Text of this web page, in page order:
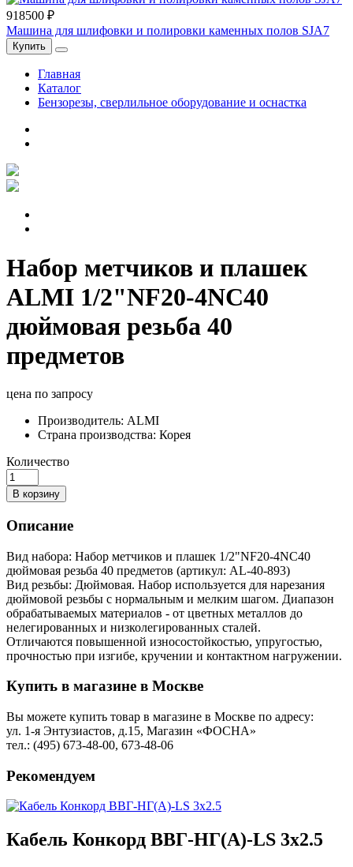
918500 ₽
Машина для шлифовки и полировки каменных полов SJA7
Купить
Главная
Каталог
Бензорезы, сверлильное оборудование и оснастка
Набор метчиков и плашек
ALMI 1/2"NF20-4NC40
дюймовая резьба 40
предметов
цена по запросу
Производитель: ALMI
Страна производства: Корея
Количество
В корзину
Описание
Вид набора: Набор метчиков и плашек 1/2"NF20-4NC40
дюймовая резьба 40 предметов (артикул: AL-40-893)
Вид резьбы: Дюймовая. Набор используется для нарезания
дюймовой резьбы с нормальным и мелким шагом. Диапазон
обрабатываемых материалов - от цветных металлов до
нелегированных и низколегированных сталей.
Отличаются повышенной износостойкостью, упругостью,
прочностью при изгибе, кручении и контактном нагружении.
Купить в магазине в Москве
Вы можете купить товар в магазине в Москве по адресу:
ул. 1-я Энтузиастов, д.15, Магазин «ФОСНА»
тел.: (495) 673-48-00, 673-48-06
Рекомендуем
Кабель Конкорд ВВГ-НГ(А)-LS 3х2.5